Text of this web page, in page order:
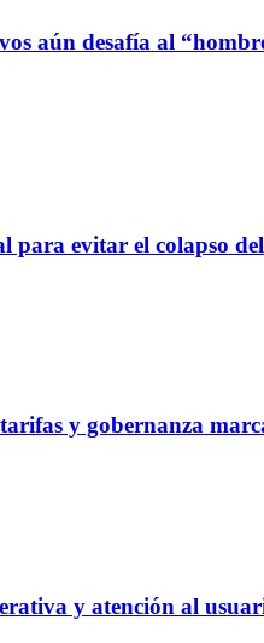
aún desafía al
evitar el colapso del
y gobernanza
y atención al